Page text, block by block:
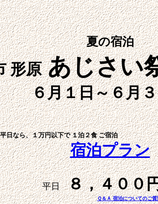
夏の宿泊
形原あじさい
６月１日～６月
平日なら、１万円以下で １
宿泊プラン
平日 ８，４００
Ｑ＆Ａ 宿泊についてのご質